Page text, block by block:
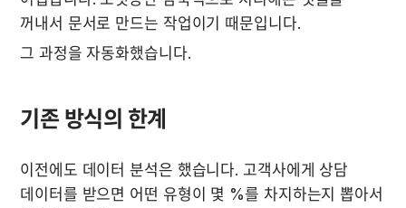
꺼내서 문서로 만드는 작업이기 때문입니다.
그 과정을 자동화했습니다.
기존 방식의 한계
이전에도 데이터 분석은 했습니다. 고객사에게 상담
데이터를 받으면 어떤 유형이 몇 %를 차지하는지 뽑아서